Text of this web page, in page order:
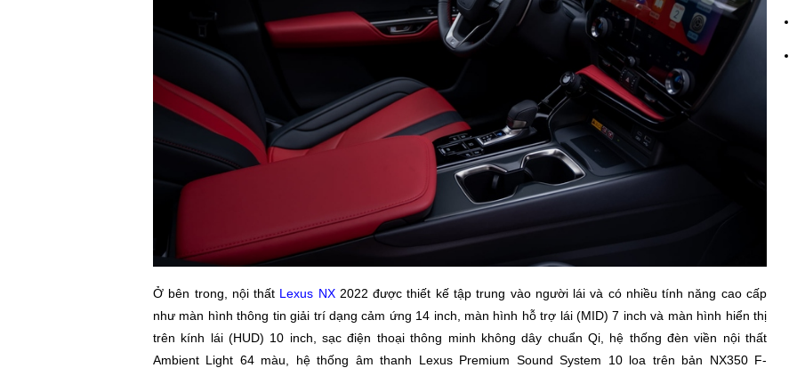
Ở bên trong, nội thất Lexus NX2022 được thiết kế tập trung vào người lái và có nhiều tính năng cao cấp
như màn hình thông tin giải trí dạng cảm ứng 14 inch, màn hình hỗ trợ lái (MID) 7 inch và màn hình hiển thị
trên kính lái (HUD) 10 inch, sạc điện thoại thông minh không dây chuẩn Qi, hệ thống đèn viền nội thất
Ambient Light 64 màu, hệ thống âm thanh Lexus Premium Sound System 10 loa trên bản NX350 F-